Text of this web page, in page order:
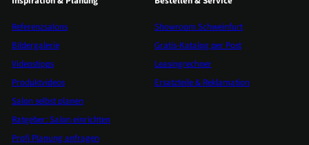
Referenzsalons
Bildergalerie
Videostipps
Produktvideos
Salon selbst planen
Ratgeber: Salon einrichten
Profi Planung anfragen
Showroom Schweinfurt
Gratis-Katalog per Post
Leasingrechner
Ersatzteile & Reklamation